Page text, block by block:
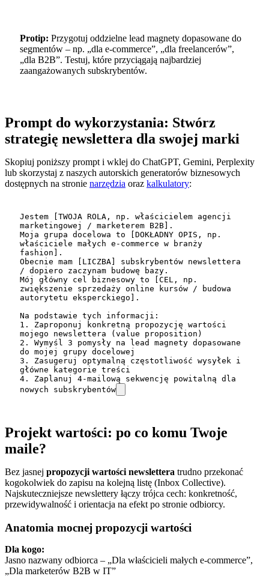
Protip: Przygotuj oddzielne lead magnety dopasowane do
segmentów – np. „dla e-commerce”, „dla freelancerów”,
„dla B2B”. Testuj, które przyciągają najbardziej
zaangażowanych subskrybentów.
Prompt do wykorzystania: Stwórz
strategię newslettera dla swojej marki
Skopiuj poniższy prompt i wklej do ChatGPT, Gemini, Perplexity
lub skorzystaj z naszych autorskich generatorów biznesowych
dostępnych na stronie narzędzia oraz kalkulatory:
Jestem [TWOJA ROLA, np. właścicielem agencji
marketingowej / marketerem B2B].
Moja grupa docelowa to [DOKŁADNY OPIS, np.
właściciele małych e-commerce w branży
fashion].
Obecnie mam [LICZBA] subskrybentów newslettera
/ dopiero zaczynam budowę bazy.
Mój główny cel biznesowy to [CEL, np.
zwiększenie sprzedaży online kursów / budowa
autorytetu eksperckiego].
Na podstawie tych informacji:
1. Zaproponuj konkretną propozycję wartości
mojego newslettera (value proposition)
2. Wymyśl 3 pomysły na lead magnety dopasowane
do mojej grupy docelowej
3. Zasugeruj optymalną częstotliwość wysyłek i
główne kategorie treści
4. Zaplanuj 4-mailową sekwencję powitalną dla
nowych subskrybentów
Projekt wartości: po co komu Twoje
maile?
Bez jasnej propozycji wartości newslettera trudno przekonać
kogokolwiek do zapisu na kolejną listę (Inbox Collective).
Najskuteczniejsze newslettery łączy trójca cech: konkretność,
przewidywalność i orientacja na efekt po stronie odbiorcy.
Anatomia mocnej propozycji wartości
Dla kogo:
Jasno nazwany odbiorca – „Dla właścicieli małych e-commerce”,
„Dla marketerów B2B w IT”